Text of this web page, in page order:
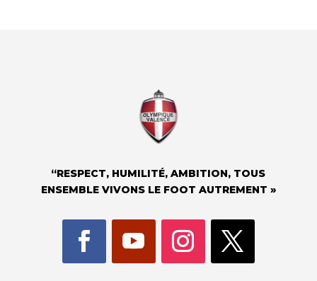
“RESPECT, HUMILITÉ, AMBITION, TOUS
ENSEMBLE VIVONS LE FOOT AUTREMENT »